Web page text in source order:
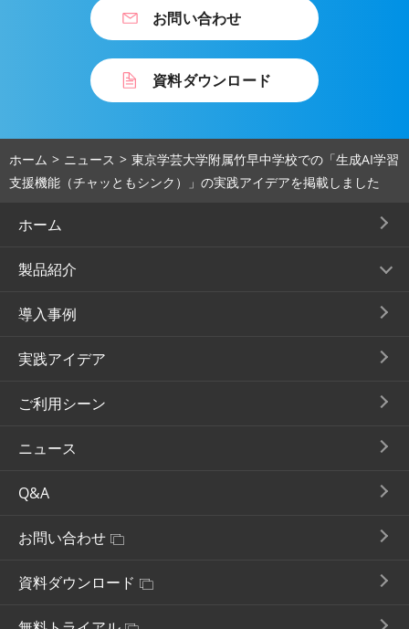
お問い合わせ
資料ダウンロード
ホーム ニュース
東京学芸大学附属竹早中学校での「生成AI学習
支援機能（チャッともシンク）」の実践アイデアを掲載しました
ホーム
製品紹介
導入事例
実践アイデア
ご利用シーン
ニュース
Q&A
お問い合わせ
資料ダウンロード